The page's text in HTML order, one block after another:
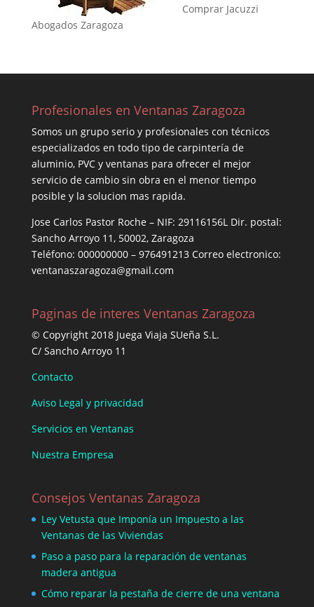
Comprar Jacuzzi
Abogados Zaragoza
Profesionales en Ventanas Zaragoza
Somos un grupo serio y profesionales con técnicos
especializados en todo tipo de carpintería de
aluminio, PVC y ventanas para ofrecer el mejor
servicio de cambio sin obra en el menor tiempo
posible y la solucion mas rapida.
Jose Carlos Pastor Roche – NIF: 29116156L Dir. postal:
Sancho Arroyo 11, 50002, Zaragoza
Teléfono: 000000000 – 976491213 Correo electronico:
ventanaszaragoza@gmail.com
Paginas de interes Ventanas Zaragoza
© Copyright 2018 Juega Viaja SUeña S.L.
C/ Sancho Arroyo 11
Contacto
Aviso Legal y privacidad
Servicios en Ventanas
Nuestra Empresa
Consejos Ventanas Zaragoza
Ley Vetusta que Imponía un Impuesto a las
Ventanas de las Viviendas
Paso a paso para la reparación de ventanas
madera antigua
Cómo reparar la pestaña de cierre de una ventana